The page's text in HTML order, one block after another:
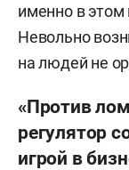
именно в
Невольно
на людей не
«Против
регулятор
игрой в